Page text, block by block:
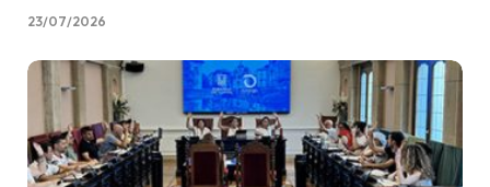
23/07/2026